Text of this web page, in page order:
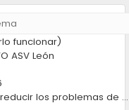
funcionar)
ASV León
¿Los materiales modernos ayudan a reducir los problemas de desgaste en los coches?